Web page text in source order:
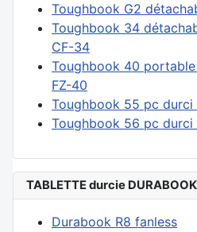
Toughbook G2
Toughbook 34
CF-34
Toughbook 40
FZ-40
Toughbook 55 pc durci
Toughbook 56 pc durci
TABLETTE durcie
Durabook R8 fanless